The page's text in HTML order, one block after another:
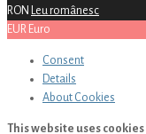
RON Leu românesc
EUR Euro
Consent
Details
About Cookies
This website uses cookies